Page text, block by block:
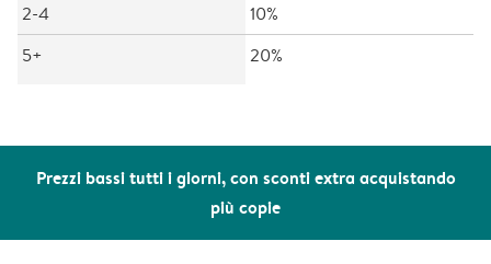
Prezzi bassi tutti i giorni, con sconti extra acquistando
più copie
2-4
10%
5+
20%